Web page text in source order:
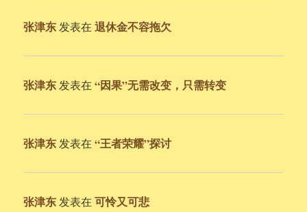
张津东 发表在退休金不容拖欠
张津东 发表在“因果”无需改变，只需转变
张津东 发表在“王者荣耀”探讨
张津东 发表在可怜又可悲